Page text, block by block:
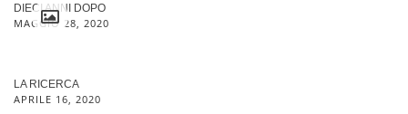
DIECI ANNI DOPO
MAGGIO 28, 2020
LA RICERCA
APRILE 16, 2020